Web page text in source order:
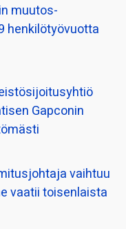
muutos­
henkilö­työvuotta
Gapconin
vaihtuu
vaatii toisenlaista